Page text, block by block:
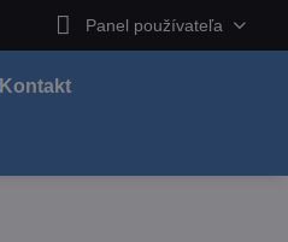
Panel používateľa
Kontakt